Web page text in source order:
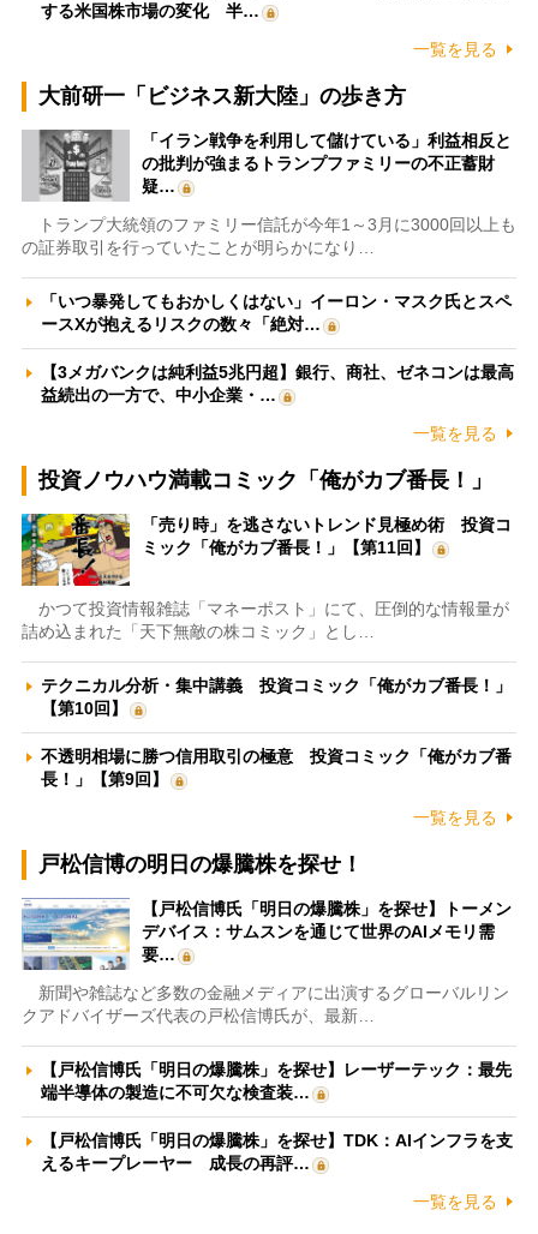
する米国株市場の変化 半…
一覧を見る
大前研一「ビジネス新大陸」の歩き方
「イラン戦争を利用して儲けている」利益相反と
の批判が強まるトランプファミリーの不正蓄財
疑…
トランプ大統領のファミリー信託が今年1～3月に3000回以上も
の証券取引を行っていたことが明らかになり…
「いつ暴発してもおかしくはない」イーロン・マスク氏とスペ
ースXが抱えるリスクの数々「絶対…
【3メガバンクは純利益5兆円超】銀行、商社、ゼネコンは最高
益続出の一方で、中小企業・…
一覧を見る
投資ノウハウ満載コミック「俺がカブ番長！」
「売り時」を逃さないトレンド見極め術 投資コ
ミック「俺がカブ番長！」【第11回】
かつて投資情報雑誌「マネーポスト」にて、圧倒的な情報量が
詰め込まれた「天下無敵の株コミック」とし…
テクニカル分析・集中講義 投資コミック「俺がカブ番長！」
【第10回】
不透明相場に勝つ信用取引の極意 投資コミック「俺がカブ番
長！」【第9回】
一覧を見る
戸松信博の明日の爆騰株を探せ！
【戸松信博氏「明日の爆騰株」を探せ】トーメン
デバイス：サムスンを通じて世界のAIメモリ需
要…
新聞や雑誌など多数の金融メディアに出演するグローバルリン
クアドバイザーズ代表の戸松信博氏が、最新…
【戸松信博氏「明日の爆騰株」を探せ】レーザーテック：最先
端半導体の製造に不可欠な検査装…
【戸松信博氏「明日の爆騰株」を探せ】TDK：AIインフラを支
えるキープレーヤー 成長の再評…
一覧を見る